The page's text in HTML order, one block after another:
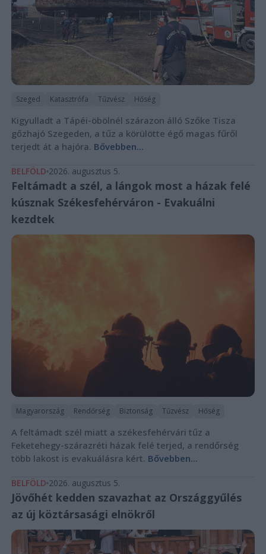
Szeged Katasztrófa Tűzvész Hőség
Kigyulladt a Tápéi-öbölnél szárazon álló Szőke Tisza
gőzhajó Szegeden, a tűz a körülötte égő magas fűről
terjedt át a hajóra. Bővebben...
BELFÖLD 2026. augusztus 5.
Feltámadt a szél, a lángok most a házak felé
kúsznak Székesfehérváron - Evakuálni
kezdtek
Magyarország Rendőrség Biztonság Tűzvész Hőség
A feltámadt szél miatt a székesfehérvári tűz a
Feketehegy-szárazréti házak felé terjed, a rendőrség
több lakost is evakuálásra kért. Bővebben...
BELFÖLD 2026. augusztus 5.
Jövőhét kedden szavazhat az Országgyűlés
az új köztársasági elnökről